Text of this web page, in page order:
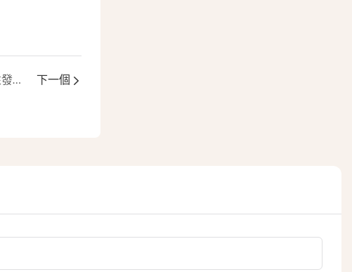
歐盟SCC對兒童產品中甲基水楊酸甲酯安全性發表最終科學意見 下一個